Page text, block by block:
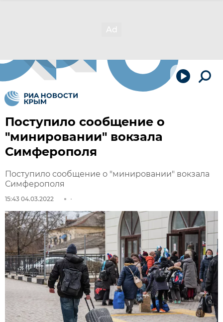
Поступило сообщение о
"минировании" вокзала
Симферополя
Поступило сообщение о "минировании" вокзала
Симферополя
15:43 04.03.2022